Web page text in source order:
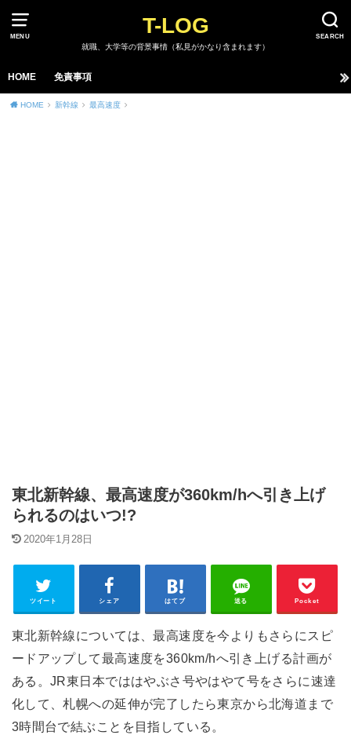
MENU SEARCH
T-LOG
就職、大学等の背景事情（私見がかなり含まれます）
HOME 免責事項
HOME 新幹線 最高速度
東北新幹線、最高速度が360km/hへ引き上げ
られるのはいつ!?
2020年1月28日
ツイート シェア はてブ 送る Pocket
東北新幹線については、最高速度を今よりもさらにスピ
ードアップして最高速度を360km/hへ引き上げる計画が
ある。JR東日本でははやぶさ号やはやて号をさらに速達
化して、札幌への延伸が完了したら東京から北海道まで
3時間台で結ぶことを目指している。